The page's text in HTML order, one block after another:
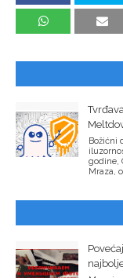
Božićni
godine,
Mraza,